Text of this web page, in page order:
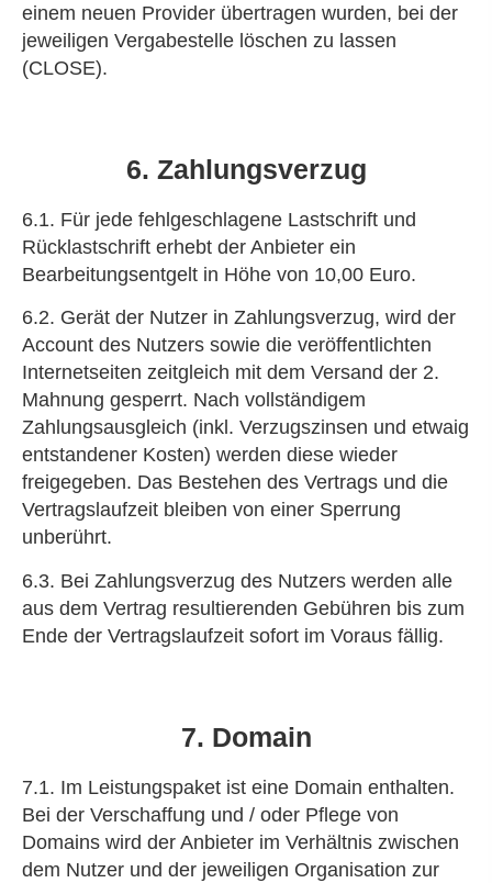
einem neuen Provider übertragen wurden, bei der
jeweiligen Vergabestelle löschen zu lassen
(CLOSE).
6. Zahlungsverzug
6.1. Für jede fehlgeschlagene Lastschrift und
Rücklastschrift erhebt der Anbieter ein
Bearbeitungsentgelt in Höhe von 10,00 Euro.
6.2. Gerät der Nutzer in Zahlungsverzug, wird der
Account des Nutzers sowie die veröffentlichten
Internetseiten zeitgleich mit dem Versand der 2.
Mahnung gesperrt. Nach vollständigem
Zahlungsausgleich (inkl. Verzugszinsen und etwaig
entstandener Kosten) werden diese wieder
freigegeben. Das Bestehen des Vertrags und die
Vertragslaufzeit bleiben von einer Sperrung
unberührt.
6.3. Bei Zahlungsverzug des Nutzers werden alle
aus dem Vertrag resultierenden Gebühren bis zum
Ende der Vertragslaufzeit sofort im Voraus fällig.
7. Domain
7.1. Im Leistungspaket ist eine Domain enthalten.
Bei der Verschaffung und / oder Pflege von
Domains wird der Anbieter im Verhältnis zwischen
dem Nutzer und der jeweiligen Organisation zur